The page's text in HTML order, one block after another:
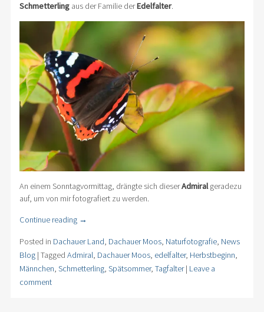
Schmetterlingaus der Familie derEdelfalter.
An einem Sonntagvormittag, drängte sich dieserAdmiralgeradezu
auf, um von mir fotografiert zu werden.
Continue reading →
Posted in Dachauer Land, Dachauer Moos, Naturfotografie, News
Blog | Tagged Admiral, Dachauer Moos, edelfalter, Herbstbeginn,
Männchen, Schmetterling, Spätsommer, Tagfalter | Leave a
comment